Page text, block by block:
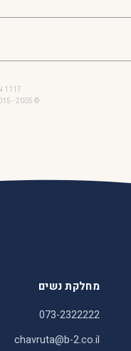
1117
© 2005 - 2015
מחלקת נשים
073-2322222
chavruta@b-2.co.il